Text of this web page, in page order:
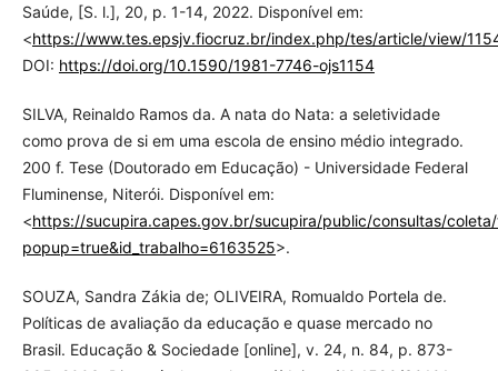
Saúde, [S. l.], 20, p. 1-14, 2022. Disponível em:
<https://www.tes.epsjv.fiocruz.br/index.php/tes/article/view/
DOI: https://doi.org/10.1590/1981-7746-ojs1154
SILVA, Reinaldo Ramos da. A nata do Nata: a seletividade
como prova de si em uma escola de ensino médio integrado.
200 f. Tese (Doutorado em Educação) - Universidade Federal
Fluminense, Niterói. Disponível em:
<https://sucupira.capes.gov.br/sucupira/public/consultas/
popup=true&id_trabalho=6163525>.
SOUZA, Sandra Zákia de; OLIVEIRA, Romualdo Portela de.
Políticas de avaliação da educação e quase mercado no
Brasil. Educação & Sociedade [online], v. 24, n. 84, p. 873-